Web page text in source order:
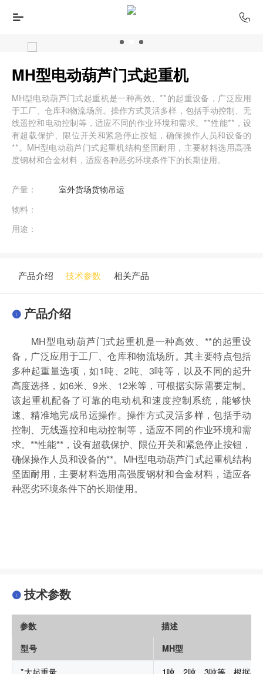
MH型电动葫芦门式起重机
MH型电动葫芦门式起重机是一种高效、**的起重设备，广泛应用
于工厂、仓库和物流场所。操作方式灵活多样，包括手动控制、无
线遥控和电动控制等，适应不同的作业环境和需求。**性能**，设
有超载保护、限位开关和紧急停止按钮，确保操作人员和设备的
**。MH型电动葫芦门式起重机结构坚固耐用，主要材料选用高强
度钢材和合金材料，适应各种恶劣环境条件下的长期使用。
产量：
室外货场货物吊运
物料：
用途：
产品介绍 技术参数 相关产品
产品介绍
MH型电动葫芦门式起重机是一种高效、**的起重设
备，广泛应用于工厂、仓库和物流场所。其主要特点包括
多种起重量选项，如1吨、2吨、3吨等，以及不同的起升
高度选择，如6米、9米、12米等，可根据实际需要定制。
该起重机配备了可靠的电动机和速度控制系统，能够快
速、精准地完成吊运操作。操作方式灵活多样，包括手动
控制、无线遥控和电动控制等，适应不同的作业环境和需
求。**性能**，设有超载保护、限位开关和紧急停止按钮，
确保操作人员和设备的**。MH型电动葫芦门式起重机结构
坚固耐用，主要材料选用高强度钢材和合金材料，适应各
种恶劣环境条件下的长期使用。
技术参数
参数
描述
型号
MH型
*大起重量
1吨、2吨、3吨等，根据具